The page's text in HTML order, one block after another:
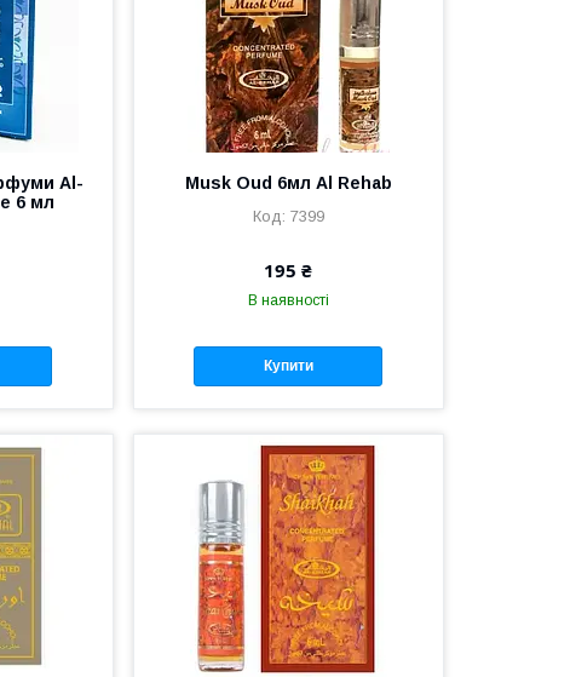
Al-
6 мл
Musk Oud 6мл Al Rehab
7399
195 ₴
В наявності
Купити